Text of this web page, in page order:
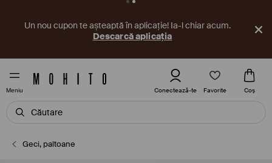
Un nou cupon te așteaptă în aplicație! Ia-l chiar acum.
Descarcă aplicația
Meniu Conectează-te Favorite Coş
Geci, paltoane